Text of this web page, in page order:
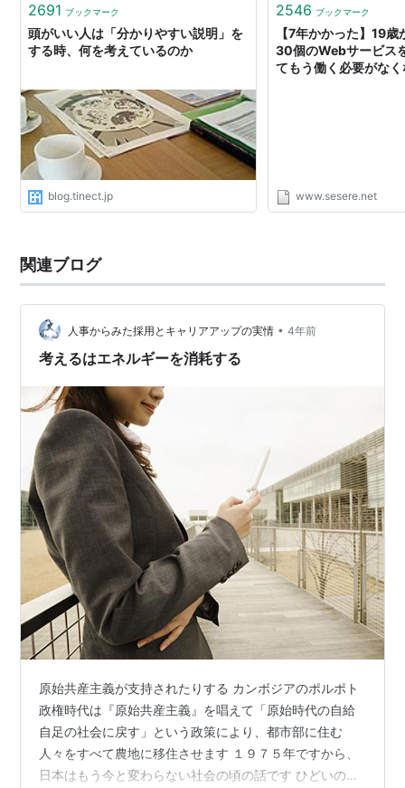
2691 ブックマーク
頭がいい人は「分かりやすい説明」を
する時、何を考えているのか
blog.tinect.jp
2546 ブックマーク
【7年かかった】19
30個のWebサービス
てもう働く必要がな
www.sesere.net
関連ブログ
人事からみた採用とキャリアアップの実情 • 4年前
考えるはエネルギーを消耗する
原始共産主義が支持されたりする カンボジアのポルポト
政権時代は『原始共産主義』を唱えて「原始時代の自給
自足の社会に戻す」という政策により、都市部に住む
人々をすべて農地に移住させます １９７５年ですから、
日本はもう今と変わらない社会の頃の話です ひどいのは